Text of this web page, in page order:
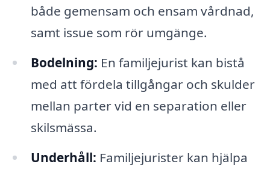
både gemensam och ensam vårdnad,
samt issue som rör umgänge.
Bodelning: En familjejurist kan bistå
med att fördela tillgångar och skulder
mellan parter vid en separation eller
skilsmässa.
Underhåll: Familjejurister kan hjälpa